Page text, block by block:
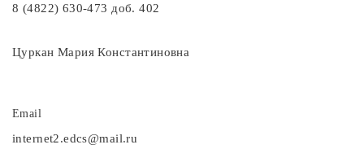
Торшеры
8 (4822) 630-473 доб. 402
Цуркан Мария Константиновна
Email
internet2.edcs@mail.ru